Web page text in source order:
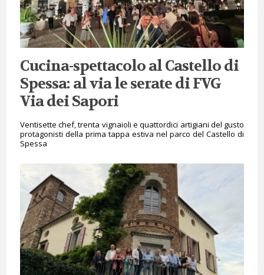
Cucina-spettacolo al Castello di
Spessa: al via le serate di FVG
Via dei Sapori
Ventisette chef, trenta vignaioli e quattordici artigiani del gusto
protagonisti della prima tappa estiva nel parco del Castello di
Spessa